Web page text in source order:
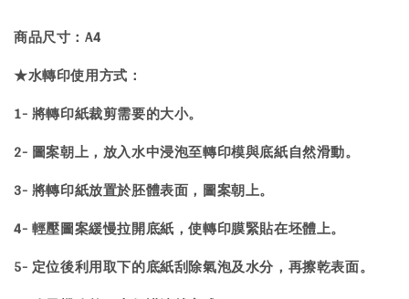
商品尺寸：A4
★水轉印使用方式：
1- 將轉印紙裁剪需要的大小。
2- 圖案朝上，放入水中浸泡至轉印模與底紙自然滑動。
3- 將轉印紙放置於胚體表面，圖案朝上。
4- 輕壓圖案緩慢拉開底紙，使轉印膜緊貼在坯體上。
5- 定位後利用取下的底紙刮除氣泡及水分，再擦乾表面。